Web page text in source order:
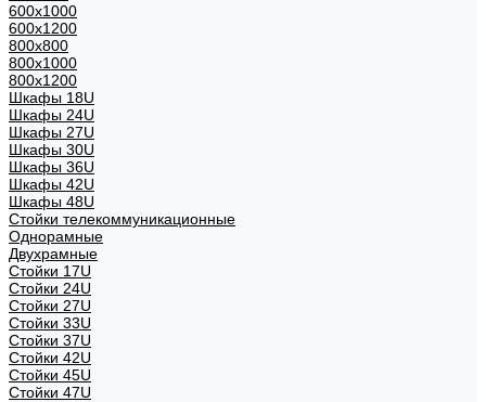
600х1000
600х1200
800x800
800х1000
800х1200
Шкафы 18U
Шкафы 24U
Шкафы 27U
Шкафы 30U
Шкафы 36U
Шкафы 42U
Шкафы 48U
Стойки телекоммуникационные
Однорамные
Двухрамные
Стойки 17U
Стойки 24U
Стойки 27U
Стойки 33U
Стойки 37U
Стойки 42U
Стойки 45U
Стойки 47U